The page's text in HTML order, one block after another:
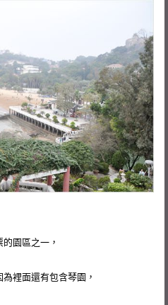
園區之一，
裡面還有包含琴園，